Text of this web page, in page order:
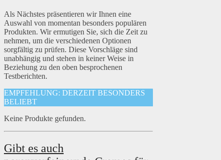
Als Nächstes präsentieren wir Ihnen eine
Auswahl von momentan besonders populären
Produkten. Wir ermutigen Sie, sich die Zeit zu
nehmen, um die verschiedenen Optionen
sorgfältig zu prüfen. Diese Vorschläge sind
unabhängig und stehen in keiner Weise in
Beziehung zu den oben besprochenen
Testberichten.
EMPFEHLUNG: DERZEIT BESONDERS
BELIEBT
Keine Produkte gefunden.
Gibt es auch